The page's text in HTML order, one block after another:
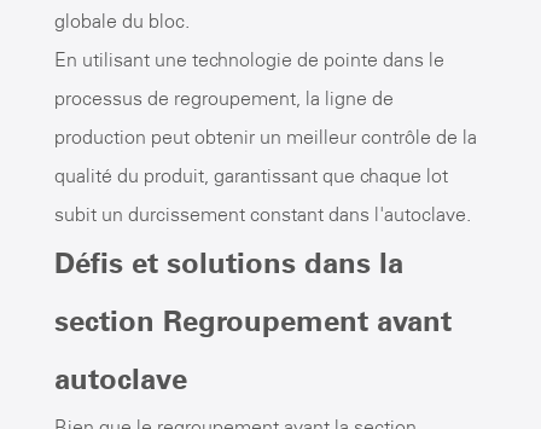
globale du bloc.
En utilisant une technologie de pointe dans le
processus de regroupement, la ligne de
production peut obtenir un meilleur contrôle de la
qualité du produit, garantissant que chaque lot
subit un durcissement constant dans l'autoclave.
Défis et solutions dans la
section Regroupement avant
autoclave